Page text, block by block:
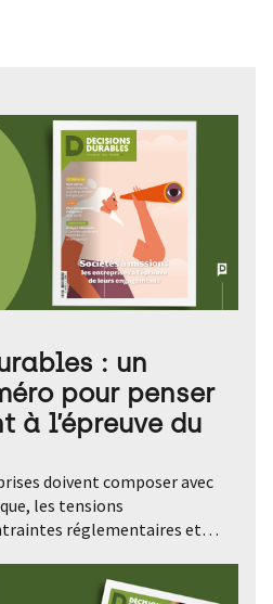
: un
pour penser
à l’épreuve du
doivent composer avec
les tensions
réglementaires et
la question qui traverse